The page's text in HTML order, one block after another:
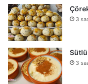
3
Sütlü
3